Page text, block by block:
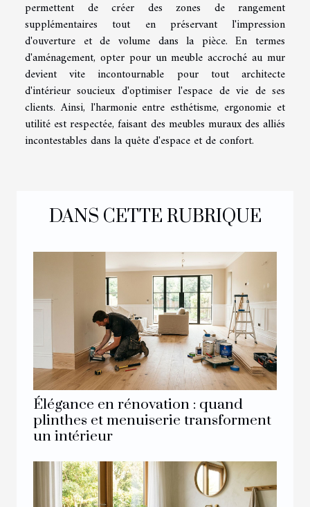
permettent de créer des zones de rangement
supplémentaires tout en préservant l'impression
d'ouverture et de volume dans la pièce. En termes
d'aménagement, opter pour unmeuble accroché au mur
devient vite incontournable pour tout architecte
d'intérieur soucieux d'optimiser l'espace de vie de ses
clients. Ainsi, l'harmonie entre esthétisme, ergonomie et
utilité est respectée, faisant des meubles muraux des alliés
incontestables dans la quête d'espace et de confort.
DANS CETTE RUBRIQUE
Élégance en rénovation : quand
plinthes et menuiserie transforment
un intérieur